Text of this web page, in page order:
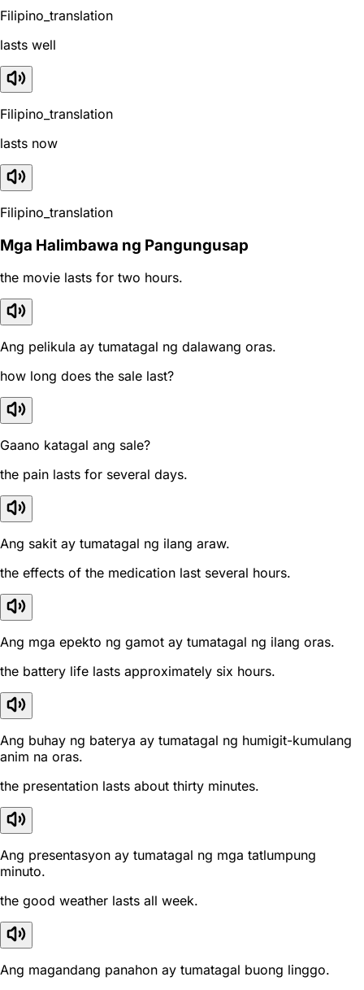
Filipino_translation
lasts well
Filipino_translation
lasts now
Filipino_translation
Mga Halimbawa ng Pangungusap
the movie lasts for two hours.
Ang pelikula ay tumatagal ng dalawang oras.
how long does the sale last?
Gaano katagal ang sale?
the pain lasts for several days.
Ang sakit ay tumatagal ng ilang araw.
the effects of the medication last several hours.
Ang mga epekto ng gamot ay tumatagal ng ilang oras.
the battery life lasts approximately six hours.
Ang buhay ng baterya ay tumatagal ng humigit-kumulang
anim na oras.
the presentation lasts about thirty minutes.
Ang presentasyon ay tumatagal ng mga tatlumpung
minuto.
the good weather lasts all week.
Ang magandang panahon ay tumatagal buong linggo.